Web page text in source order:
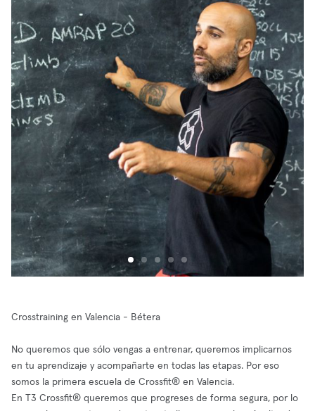
Crosstraining en Valencia - Bétera
No queremos que sólo vengas a entrenar, queremos implicarnos
en tu aprendizaje y acompañarte en todas las etapas. Por eso
somos la primera escuela de Crossfit® en Valencia.
En T3 Crossfit® queremos que progreses de forma segura, por lo